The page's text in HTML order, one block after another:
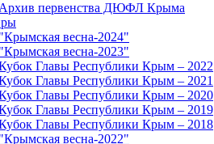
Архив первенства ДЮФЛ Крыма
"Крымская весна-2024"
"Крымская весна-2023"
Главы Республики Крым – 2022
Главы Республики Крым – 2021
Главы Республики Крым – 2020
Главы Республики Крым – 2019
Главы Республики Крым – 2018
"Крымская весна-2022"